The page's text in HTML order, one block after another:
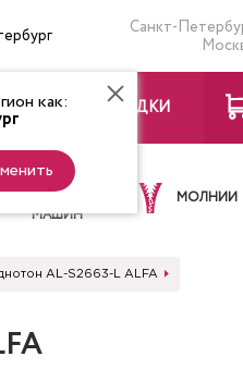
Санкт-
как: ЗАКЛАДКИ
ИГЛЫ ДЛЯ
ШВЕЙНЫХ
МАШИН
МОЛНИИ
AL-S2663-L ALFA